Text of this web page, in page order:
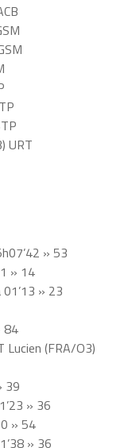
URT
» 53
» 14
01’13 » 23
84
Lucien (FRA/O3)
39
» 36
» 54
» 36